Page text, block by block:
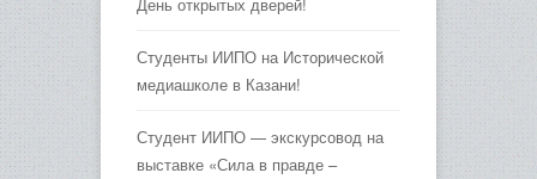
Студенты ИИПО на Исторической
медиашколе в Казани!
Студент ИИПО — экскурсовод на
выставке «Сила в правде –